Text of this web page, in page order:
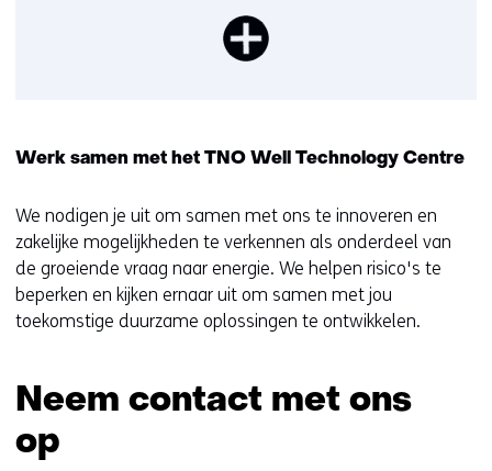
Werk samen met het TNO Well Technology Centre
We nodigen je uit om samen met ons te innoveren en
zakelijke mogelijkheden te verkennen als onderdeel van
de groeiende vraag naar energie. We helpen risico's te
beperken en kijken ernaar uit om samen met jou
toekomstige duurzame oplossingen te ontwikkelen.
Neem contact met ons
op